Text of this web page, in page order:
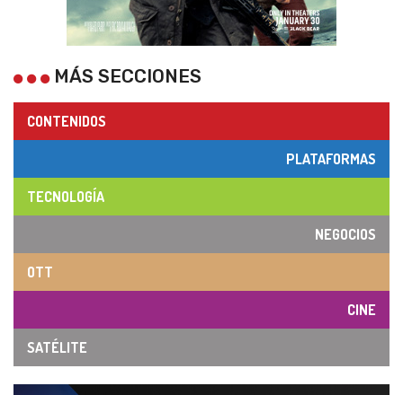
MÁS SECCIONES
CONTENIDOS
PLATAFORMAS
TECNOLOGÍA
NEGOCIOS
OTT
CINE
SATÉLITE